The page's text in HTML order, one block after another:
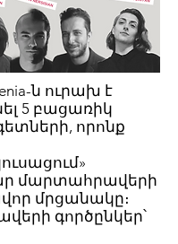
ն ուրախ է
5 բացառիկ
որոնք
մարտահրավերի
մրցանակը։
գործընկեր՝